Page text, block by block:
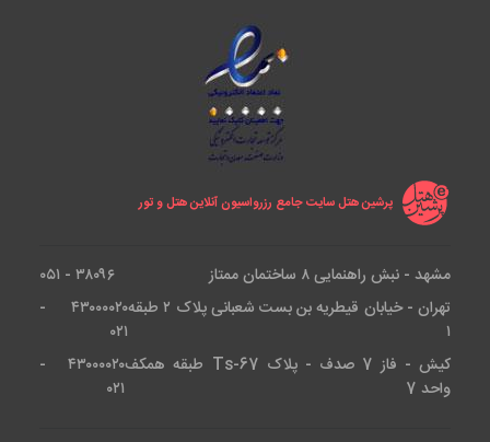
پرشین هتل سایت جامع رزرواسیون آنلاین هتل و تور
مشهد - نبش راهنمایی ۸ ساختمان ممتاز
۳۸۰۹۶ - ۰۵۱
تهران - خیابان قیطریه بن بست شعبانی پلاک ۲ طبقه
۱
۴۳۰۰۰۰۲۰ -
۰۲۱
کیش - فاز 7 صدف - پلاک Ts-67 طبقه همکف
واحد 7
۴۳۰۰۰۰۲۰ -
۰۲۱